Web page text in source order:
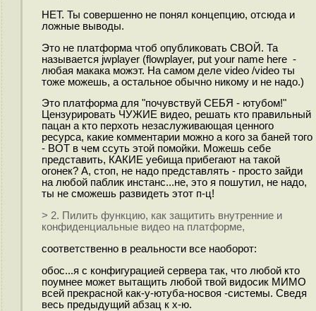
НЕТ. Ты совершенно не понял концепцию, отсюда и
ложные выводы.
Это не платформа чтоб опубликовать СВОЙ. Та
называется jwplayer (flowplayer, put your name here -
любая макака можэт. На самом деле video /video ты
тоже можешь, а остальное обычно никому и не надо.)
Это платформа для "почувствуй СЕБЯ - ютубом!"
Цензурировать ЧУЖИЕ видео, решать кто правильный
пацан а кто перхоть незаслуживающая ценного
ресурса, какие комментарии можно а кого за баней того
- ВОТ в чем ссуть этой помойки. Можешь себе
представить, КАКИЕ уе6ища прибегают на такой
огонек? А, стоп, не надо представлять - просто зайди
на любой паблик инстанс...не, это я пошутил, не надо,
ты не сможешь развидеть этот п-ц!
> 2. Пилить функцию, как защитить внутренние и
конфиденциальные видео на платформе,
соответственно в реальности все наоборот:
обос...я с конфигурацией сервера так, что любой кто
поумнее может вытащить любой твой видосик МИМО
всей прекрасной как-у-ютуба-носвоя -системы. Сведя
весь предыдущий абзац к х-ю.